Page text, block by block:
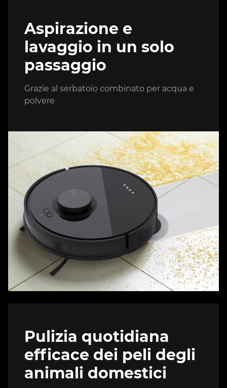
Aspirazione e
lavaggio in un solo
passaggio
Grazie al serbatoio combinato per acqua e
polvere
Pulizia quotidiana
efficace dei peli degli
animali domestici